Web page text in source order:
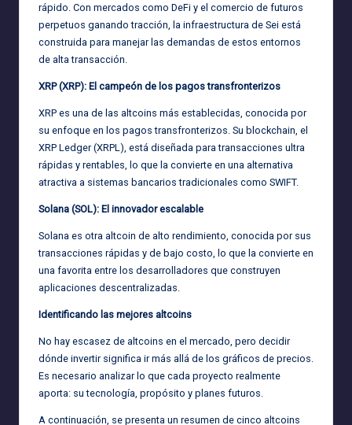
rápido. Con mercados como DeFi y el comercio de futuros
perpetuos ganando tracción, la infraestructura de Sei está
construida para manejar las demandas de estos entornos
de alta transacción.
XRP (XRP): El campeón de los pagos transfronterizos
XRP es una de las altcoins más establecidas, conocida por
su enfoque en los pagos transfronterizos. Su blockchain, el
XRP Ledger (XRPL), está diseñada para transacciones ultra
rápidas y rentables, lo que la convierte en una alternativa
atractiva a sistemas bancarios tradicionales como SWIFT.
Solana (SOL): El innovador escalable
Solana es otra altcoin de alto rendimiento, conocida por sus
transacciones rápidas y de bajo costo, lo que la convierte en
una favorita entre los desarrolladores que construyen
aplicaciones descentralizadas.
Identificando las mejores altcoins
No hay escasez de altcoins en el mercado, pero decidir
dónde invertir significa ir más allá de los gráficos de precios.
Es necesario analizar lo que cada proyecto realmente
aporta: su tecnología, propósito y planes futuros.
A continuación, se presenta un resumen de cinco altcoins